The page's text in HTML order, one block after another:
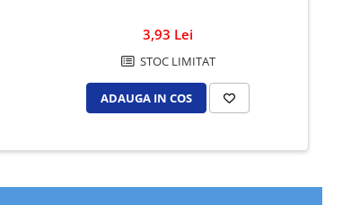
3,93 Lei
STOC LIMITAT
ADAUGA IN COS